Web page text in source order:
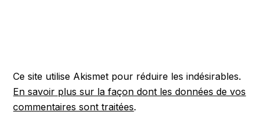
Ce site utilise Akismet pour réduire les indésirables.
En savoir plus sur la façon dont les données de vos
commentaires sont traitées.